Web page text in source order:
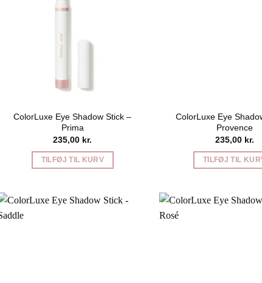
ColorLuxe Eye Shadow Stick –
Prima
235,00 kr.
TILFØJ TIL KURV
ColorLuxe Eye
Provence
235,00 kr.
TILFØJ TIL